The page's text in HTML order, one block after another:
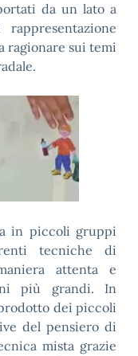
da un lato a
ragionare sui temi
in piccoli gruppi
tecniche di
attenta e
più grandi. In
dei piccoli
del pensiero di
mista grazie